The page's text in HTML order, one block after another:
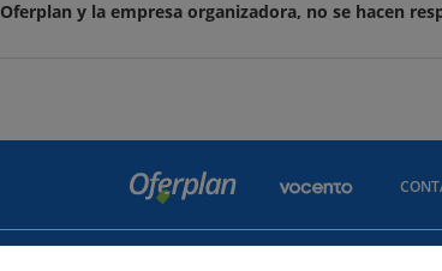
Oferplan y la empresa organizadora, no se hacen